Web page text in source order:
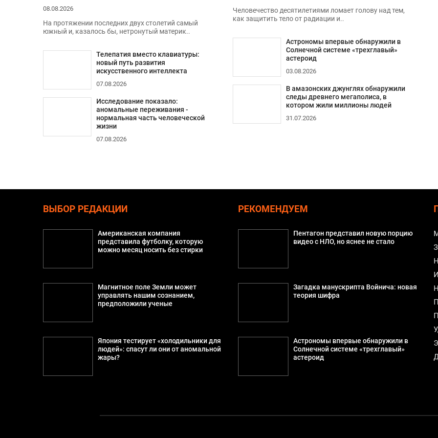
08.08.2026
На протяжении последних двух столетий самый
южный и, казалось бы, нетронутый материк..
Телепатия вместо клавиатуры:
новый путь развития
искусственного интеллекта
07.08.2026
Исследование показало:
аномальные переживания -
нормальная часть человеческой
жизни
07.08.2026
Человечество десятилетиями ломает голову над тем,
как защитить тело от радиации и..
Астрономы впервые обнаружили в
Солнечной системе «трехглавый»
астероид
03.08.2026
В амазонских джунглях обнаружили
следы древнего мегаполиса, в
котором жили миллионы людей
31.07.2026
ВЫБОР РЕДАКЦИИ
Американская компания
представила футболку, которую
можно месяц носить без стирки
Магнитное поле Земли может
управлять нашим сознанием,
предположили ученые
Япония тестирует «холодильники для
людей»: спасут ли они от аномальной
жары?
РЕКОМЕНДУЕМ
Пентагон представил новую порцию
видео с НЛО, но яснее не стало
Загадка манускрипта Войнича: новая
теория шифра
Астрономы впервые обнаружили в
Солнечной системе «трехглавый»
астероид